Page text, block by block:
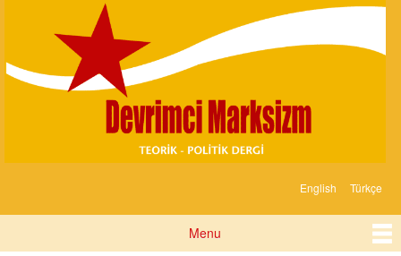
content
Marksizm
English Türkçe
Menu